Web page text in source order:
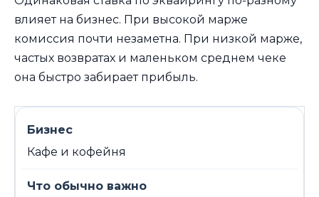
влияет на бизнес. При высокой марже
комиссия почти незаметна. При низкой марже,
частых возвратах и маленьком среднем чеке
она быстро забирает прибыль.
Кафе и кофейня